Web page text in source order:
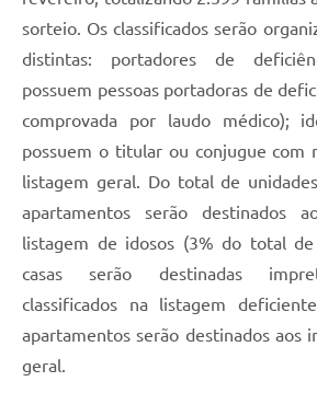
sorteio. Os classificados serão
distintas: portadores de
possuem pessoas portadoras de
comprovada por laudo médico);
possuem o titular ou conjugue com
listagem geral. Do total de
apartamentos serão destinados
listagem de idosos (3% do total
casas serão destinadas
classificados na listagem
apartamentos serão destinados aos
geral.